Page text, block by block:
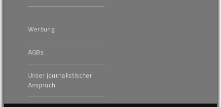
Werbung
AGBs
Unser journalistischer
Anspruch